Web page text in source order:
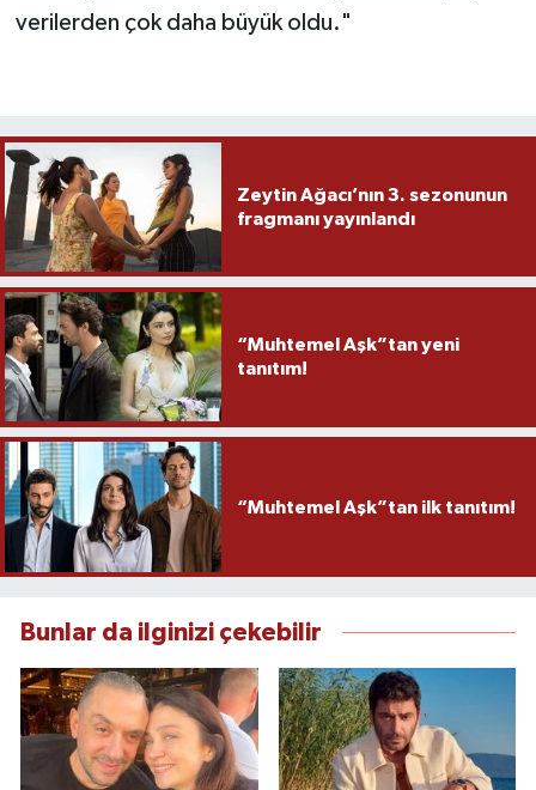
verilerden çok daha büyük oldu."
Zeytin Ağacı’nın 3. sezonunun
fragmanı yayınlandı
“Muhtemel Aşk”tan yeni
tanıtım!
“Muhtemel Aşk”tan ilk tanıtım!
Bunlar da ilginizi çekebilir